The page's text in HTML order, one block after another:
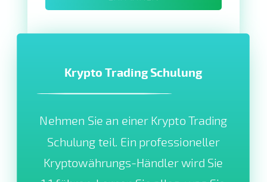
Krypto Trading Schulung
Nehmen Sie an einer Krypto Trading
Schulung teil. Ein professioneller
Kryptowährungs-Händler wird Sie